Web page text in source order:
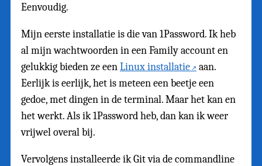
Eenvoudig.
Mijn eerste installatie is die van 1Password. Ik heb
al mijn wachtwoorden in een Family account en
gelukkig bieden ze eenLinux installatie
aan.
Eerlijk is eerlijk, het is meteen een beetje een
gedoe, met dingen in de terminal. Maar het kan en
het werkt. Als ik 1Password heb, dan kan ik weer
vrijwel overal bij.
Vervolgens installeerde ik Git via de commandline